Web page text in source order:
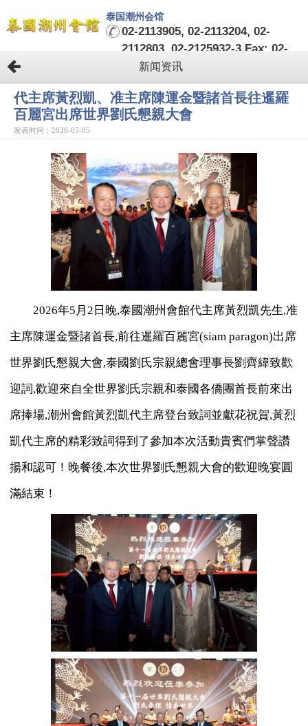
泰国潮州会馆
02-2113905, 02-2113204, 02-
2112803, 02-2125932-3 Fax: 02-
2124482-3
新闻资讯
代主席黃烈凱、准主席陳運金暨諸首長往暹羅
百麗宮出席世界劉氏懇親大會
发表时间：2026-05-05
2026年5月2日晚,泰國潮州會館代主席黃烈凱先生,准
主席陳運金暨諸首長,前往暹羅百麗宮(siam paragon)出席
世界劉氏懇親大會,泰國劉氏宗親總會理事長劉齊緯致歡
迎詞,歡迎來自全世界劉氏宗親和泰國各僑團首長前來出
席捧場,潮州會館黃烈凱代主席登台致詞並獻花祝賀,黃烈
凱代主席的精彩致詞得到了參加本次活動貴賓們掌聲讚
揚和認可！晚餐後,本次世界劉氏懇親大會的歡迎晚宴圓
滿結束！